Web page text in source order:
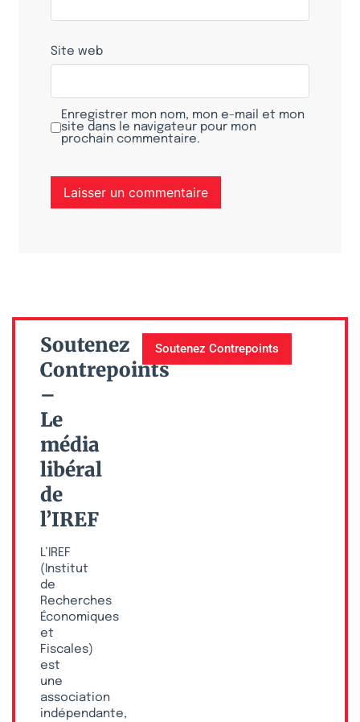
Site web
Enregistrer mon nom, mon e-mail et mon
site dans le navigateur pour mon
prochain commentaire.
Soutenez
Contrepoints
–
Le
média
libéral
de
l’IREF
L’IREF
(Institut
de
Recherches
Économiques
et
Fiscales)
est
une
association
indépendante,
Soutenez Contrepoints